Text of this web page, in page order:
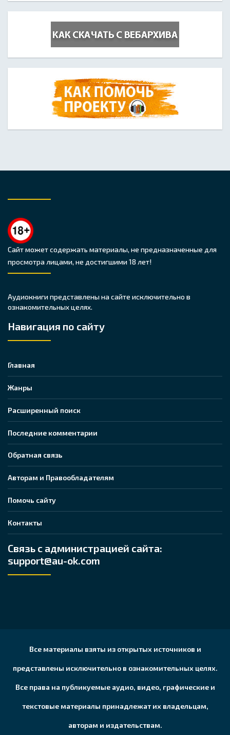
Сайт может содержать материалы, не предназначенные для
просмотра лицами, не достигшими 18 лет!
Аудиокниги представлены на сайте исключительно в
ознакомительных целях.
Навигация по сайту
Главная
Жанры
Расширенный поиск
Последние комментарии
Обратная связь
Авторам и Правообладателям
Помочь сайту
Контакты
Связь с администрацией сайта:
support@au-ok.com
Все материалы взяты из открытых источников и
представлены исключительно в ознакомительных целях.
Все права на публикуемые аудио, видео, графические и
текстовые материалы принадлежат их владельцам,
авторам и издательствам.